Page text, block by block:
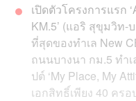
เปิดตัวโครงการแรก
KM.5’ (แอริ สุขุมวิท
ที่สุดของทำเล New
ถนนบางนา กม.5 ทำ
ปต์ ‘My Place, My
เอกสิทธิ์เพียง 40 คร